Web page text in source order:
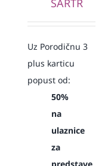
Uz Porodičnu 3
plus karticu
popust od:
50%
na
ulaznice
za
predstave